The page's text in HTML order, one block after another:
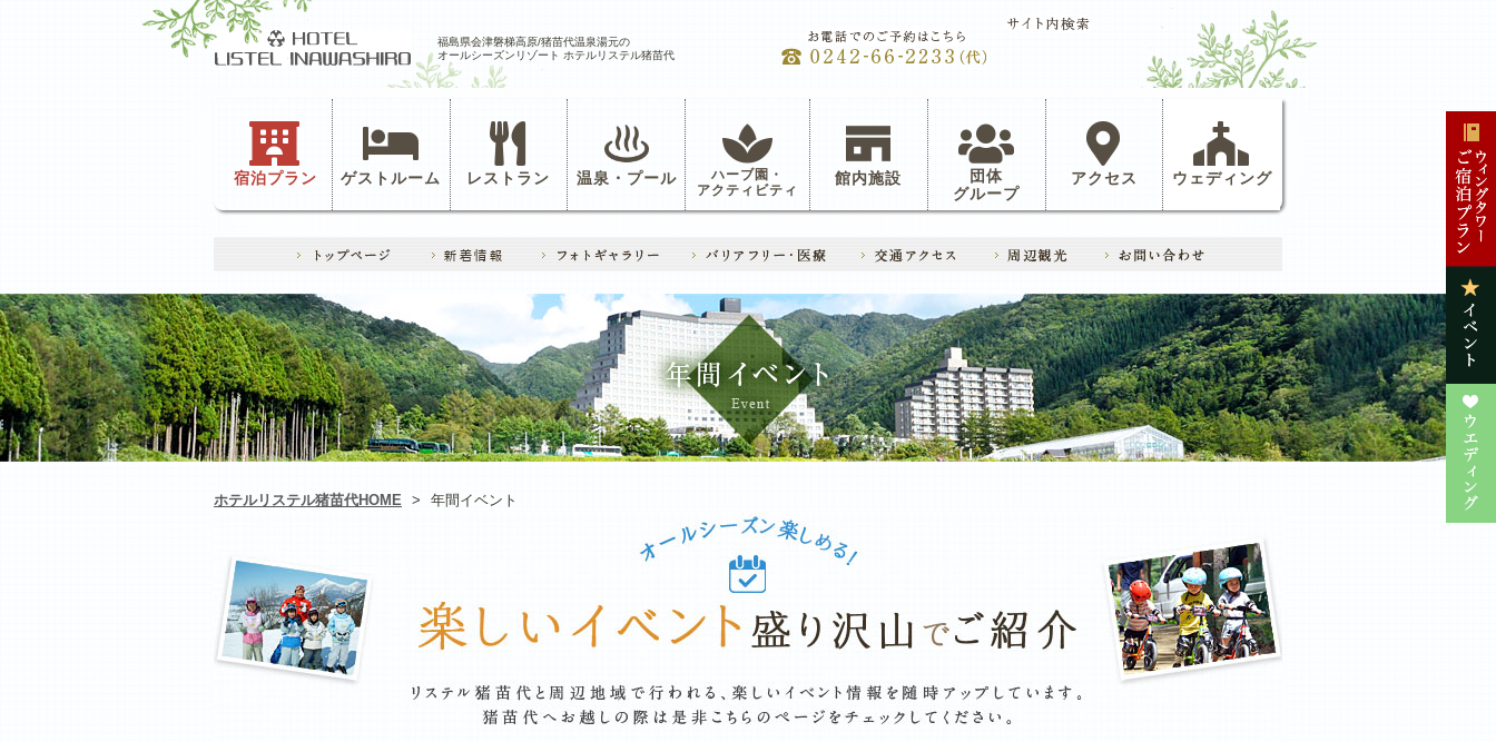
福島県会津磐梯高原/猪苗代温泉湯元の
オールシーズンリゾート ホテルリステル猪苗代
宿泊プラン ゲストルーム レストラン 温泉・プール ハーブ園・
アクティビティ
館内施設
団体
グループ
アクセス ウェディング
ホテルリステル猪苗代HOME > 年間イベント